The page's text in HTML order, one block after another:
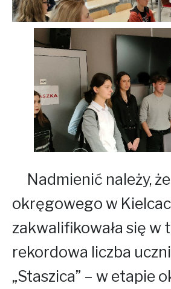
Nadmienić należy,
okręgowego w
zakwalifikowała się w
rekordowa liczba
„Staszica” – w etapie